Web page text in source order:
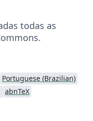
todas as
Portuguese (Brazilian)
abnTeX